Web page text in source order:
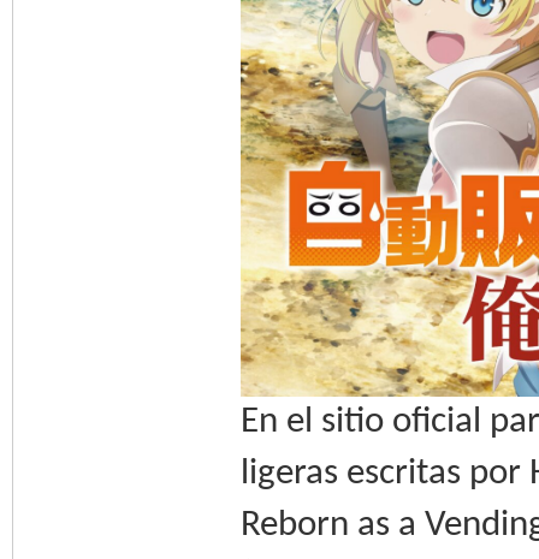
En el sitio oficial
ligeras escritas por
Reborn as a